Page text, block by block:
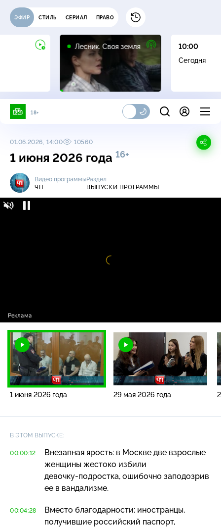
ЭФИР СТИЛЬ СЕРИАЛ ПРАВО
Лесник. Своя земля
16+
10:00
Сегодня
18+
01.06.2026, 14:00 10560
1 июня 2026 года 16+
Видео программы
ЧП
Раздел
ВЫПУСКИ ПРОГРАММЫ
1 июня 2026 года 29 мая 2026 года
В ЭТОМ ВЫПУСКЕ:
00:00:12
Внезапная ярость: в Москве две взрослые
женщины жестоко избили
девочку-подростка, ошибочно заподозрив
ее в вандализме.
00:04:28
Вместо благодарности: иностранцы,
получившие российский паспорт,